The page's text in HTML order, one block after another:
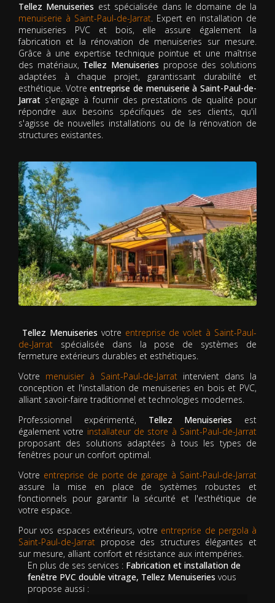
Tellez Menuiseries est spécialisée dans le domaine de la
menuiserie à Saint-Paul-de-Jarrat. Expert en installation de
menuiseries PVC et bois, elle assure également la
fabrication et la rénovation de menuiseries sur mesure.
Grâce à une expertise technique pointue et une maîtrise
des matériaux, Tellez Menuiseries propose des solutions
adaptées à chaque projet, garantissant durabilité et
esthétique. Votreentreprise de menuiserie à Saint-Paul-de-
Jarrat s'engage à fournir des prestations de qualité pour
répondre aux besoins spécifiques de ses clients, qu'il
s'agisse de nouvelles installations ou de la rénovation de
structures existantes.
Tellez Menuiseries votre entreprise de volet à Saint-Paul-
de-Jarrat spécialisée dans la pose de systèmes de
fermeture extérieurs durables et esthétiques.
Votre menuisier à Saint-Paul-de-Jarratintervient dans la
conception et l'installation de menuiseries en bois et PVC,
alliant savoir-faire traditionnel et technologies modernes.
Professionnel expérimenté, Tellez Menuiseries est
également votre installateur de store à Saint-Paul-de-Jarrat
proposant des solutions adaptées à tous les types de
fenêtres pour un confort optimal.
Votre entreprise de porte de garage à Saint-Paul-de-Jarrat
assure la mise en place de systèmes robustes et
fonctionnels pour garantir la sécurité et l'esthétique de
votre espace.
Pour vos espaces extérieurs, votre entreprise de pergola à
Saint-Paul-de-Jarrat propose des structures élégantes et
sur mesure, alliant confort et résistance aux intempéries.
En plus de ses services : Fabrication et installation de
fenêtre PVC double vitrage, Tellez Menuiseries vous
propose aussi :